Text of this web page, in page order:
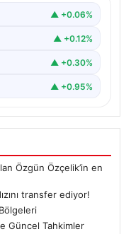
▲ +0.06%
▲ +0.12%
▲ +0.30%
▲ +0.95%
Özgün Özçelik’in en
transfer ediyor!
Güncel Tahkimler